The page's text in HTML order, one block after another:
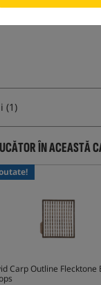
(1)
ÎN ACEASTĂ
Carp Outline Flecktone